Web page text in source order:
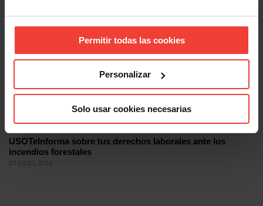
Permitir todas las cookies
Personalizar
Solo usar cookies necesarias
Acción Sindical
USOTeInforma sobre tus derechos laborales ante los
incendios forestales
27 JULIO, 2026